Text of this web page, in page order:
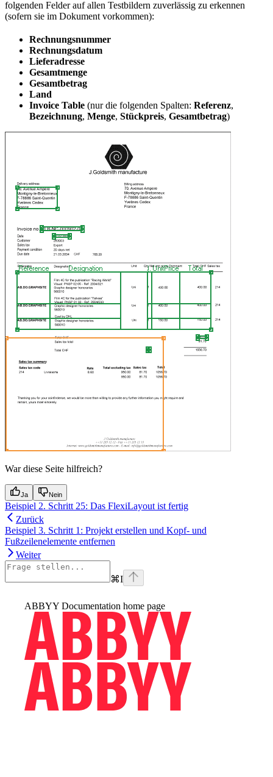
folgenden Felder auf allen Testbildern zuverlässig zu erkennen
(sofern sie im Dokument vorkommen):
Rechnungsnummer
Rechnungsdatum
Lieferadresse
Gesamtmenge
Gesamtbetrag
Land
Invoice Table (nur die folgenden Spalten: Referenz,
Bezeichnung, Menge, Stückpreis, Gesamtbetrag)
War diese Seite hilfreich?
Ja Nein
Beispiel 2. Schritt 25: Das FlexiLayout ist fertig
Zurück
Beispiel 3. Schritt 1: Projekt erstellen und Kopf- und
Fußzeilenelemente entfernen
Weiter
⌘I
ABBYY Documentation home page